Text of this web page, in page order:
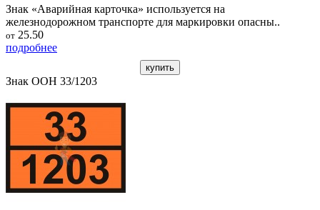
Знак «Аварийная карточка» используется на
железнодорожном транспорте для маркировки опасны..
от 25.50
подробнее
купить
Знак ООН 33/1203